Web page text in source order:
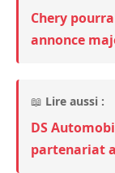
Chery
annonce
📖 Lire aussi :
DS
partenariat